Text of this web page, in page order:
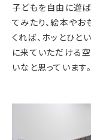
子どもを自由に遊
てみたり、絵本やお
くれば、ホッとひと
に来ていただける
いなと思っています。